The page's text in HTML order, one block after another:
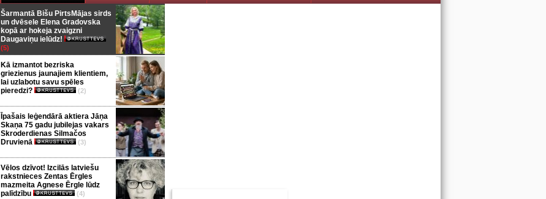
Šarmantā Bišu PirtsMājas sirds
un dvēsele Elena Gradovska
kopā ar hokeja zvaigzni
Daugaviņu ielūdz!
(5)
Kā izmantot bezriska
griezienus jaunajiem klientiem,
lai uzlabotu savu spēles
pieredzi?
(2)
Īpašais leģendārā aktiera Jāņa
Skaņa 75 gadu jubilejas vakars
Skroderdienas Silmačos
Druvienā
(3)
Vēlos dzīvot! Izcilās latviešu
rakstnieces Zentas Ērgles
mazmeita Agnese Ērgle lūdz
palīdzību
(4)